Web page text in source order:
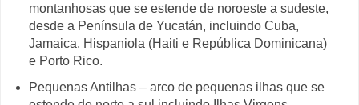
montanhosas que se estende de noroeste a sudeste,
desde a Península de Yucatán, incluindo Cuba,
Jamaica, Hispaniola (Haiti e República Dominicana)
e Porto Rico.
Pequenas Antilhas – arco de pequenas ilhas que se